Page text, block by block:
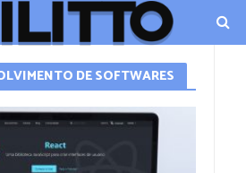
DE SOFTWARES